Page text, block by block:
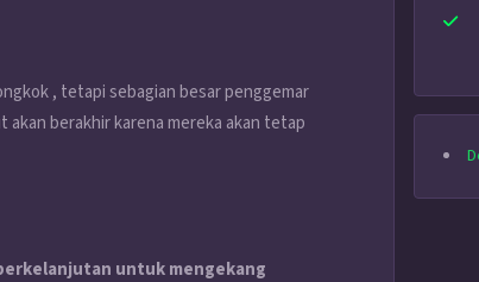
, tetapi sebagian besar penggemar
berakhir karena mereka akan tetap
untuk mengekang